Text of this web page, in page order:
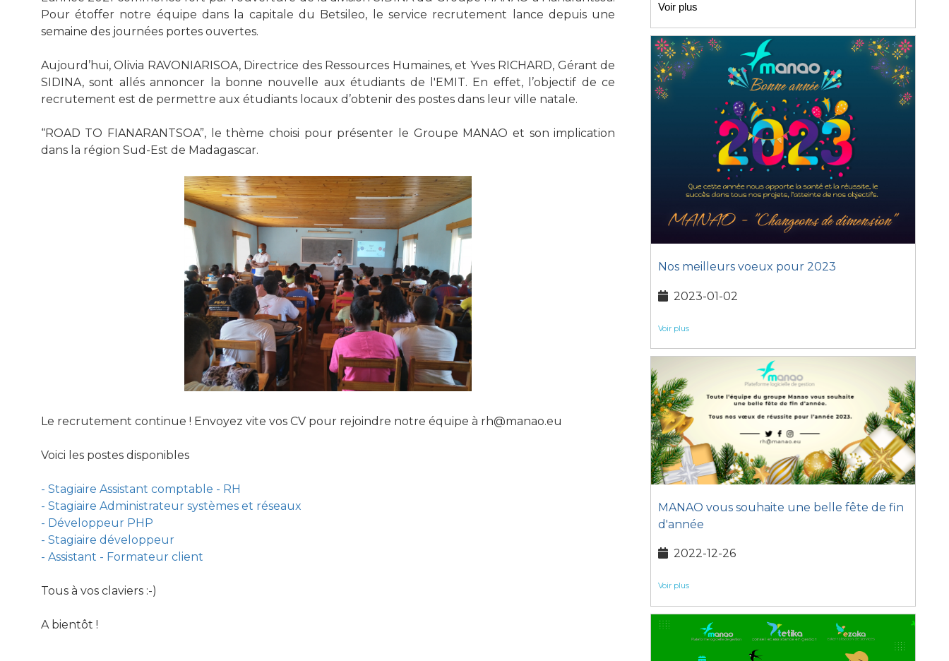
Pour étoffer notre équipe dans la capitale du Betsileo, le service recrutement lance depuis une
semaine des journées portes ouvertes.
Aujourd’hui, Olivia RAVONIARISOA, Directrice des Ressources Humaines, et Yves RICHARD, Gérant de
SIDINA, sont allés annoncer la bonne nouvelle aux étudiants de l'EMIT. En effet, l’objectif de ce
recrutement est de permettre aux étudiants locaux d’obtenir des postes dans leur ville natale.
“ROAD TO FIANARANTSOA”, le thème choisi pour présenter le Groupe MANAO et son implication
dans la région Sud-Est de Madagascar.
Le recrutement continue ! Envoyez vite vos CV pour rejoindre notre équipe à rh@manao.eu
Voici les postes disponibles
- Stagiaire Assistant comptable - RH
- Stagiaire Administrateur systèmes et réseaux
- Développeur PHP
- Stagiaire développeur
- Assistant - Formateur client
Tous à vos claviers :-)
A bientôt !
Voir plus
Nos meilleurs voeux pour 2023
2023-01-02
Voir plus
MANAO vous souhaite une belle fête de fin
d'année
2022-12-26
Voir plus